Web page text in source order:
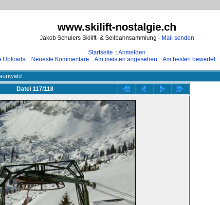
www.skilift-nostalgie.ch
Jakob Schulers Skilift- & Seilbahnsammlung - Mail senden
Startseite ::Anmelden
Uploads :: Neueste Kommentare ::Am meisten angesehen ::Am besten bewertet::
Datei 117/118